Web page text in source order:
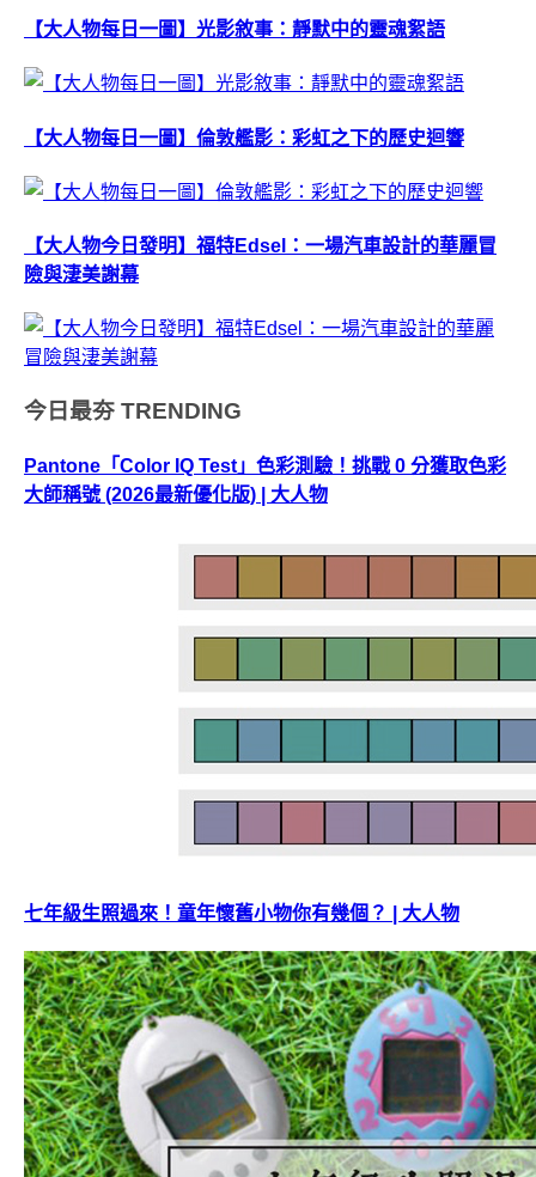
【大人物每日一圖】光影敘事：靜默中的靈魂絮語
【大人物每日一圖】倫敦艦影：彩虹之下的歷史迴響
【大人物今日發明】福特Edsel：一場汽車設計的華麗冒
險與淒美謝幕
今日最夯 TRENDING
Pantone「Color IQ Test」色彩測驗！挑戰 0 分獲取色彩
大師稱號 (2026最新優化版) | 大人物
七年級生照過來！童年懷舊小物你有幾個？ | 大人物